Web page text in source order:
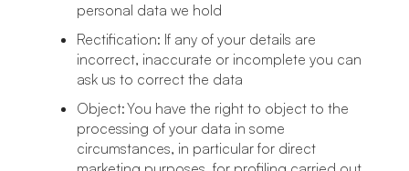
personal data we hold
Rectification: If any of your details are
incorrect, inaccurate or incomplete you can
ask us to correct the data
Object: You have the right to object to the
processing of your data in some
circumstances, in particular for direct